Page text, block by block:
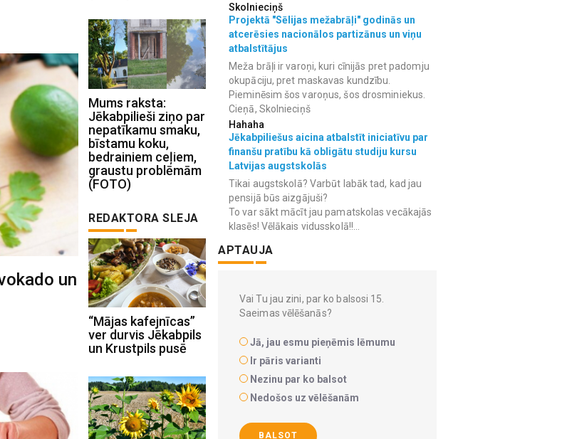
un
Mums raksta:
Jēkabpilieši ziņo par
nepatīkamu smaku,
bīstamu koku,
bedrainiem ceļiem,
graustu problēmām
(FOTO)
REDAKTORA SLEJA
“Mājas kafejnīcas”
ver durvis Jēkabpils
un Krustpils pusē
Skolnieciņš
Projektā "Sēlijas mežabrāļi" godinās un
atcerēsies nacionālos partizānus un viņu
atbalstītājus
Meža brāļi ir varoņi, kuri cīnijās pret padomju
okupāciju, pret maskavas kundzību.
Pieminēsim šos varoņus, šos drosminiekus.
Cieņā, Skolnieciņš
Hahaha
Jēkabpiliešus aicina atbalstīt iniciatīvu par
finanšu pratību kā obligātu studiju kursu
Latvijas augstskolās
Tikai augstskolā? Varbūt labāk tad, kad jau
pensijā būs aizgājuši?
To var sākt mācīt jau pamatskolas vecākajās
klasēs! Vēlākais vidusskolā!!...
APTAUJA
Vai Tu jau zini, par ko balsosi 15.
Saeimas vēlēšanās?
Jā, jau esmu pieņēmis lēmumu
Ir pāris varianti
Nezinu par ko balsot
Nedošos uz vēlēšanām
BALSOT